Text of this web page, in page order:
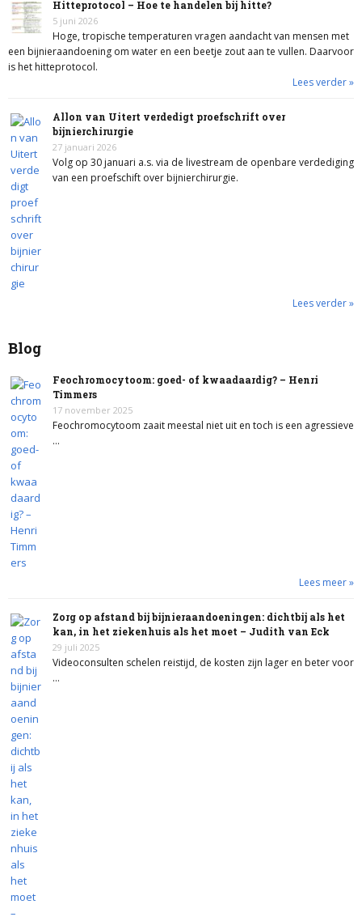
Hitteprotocol – Hoe te handelen bij hitte?
5 juni 2026
Hoge, tropische temperaturen vragen aandacht van mensen met
een bijnieraandoening om water en een beetje zout aan te vullen. Daarvoor
is het hitteprotocol.
Lees verder »
Allon van Uitert verdedigt proefschrift over
bijnierchirurgie
27 januari 2026
Volg op 30 januari a.s. via de livestream de openbare verdediging
van een proefschift over bijnierchirurgie.
Lees verder »
Blog
Feochromocytoom: goed- of kwaadaardig? – Henri
Timmers
17 november 2025
Feochromocytoom zaait meestal niet uit en toch is een agressieve
…
Lees meer »
Zorg op afstand bij bijnieraandoeningen: dichtbij als het
kan, in het ziekenhuis als het moet – Judith van Eck
29 juli 2025
Videoconsulten schelen reistijd, de kosten zijn lager en beter voor
…